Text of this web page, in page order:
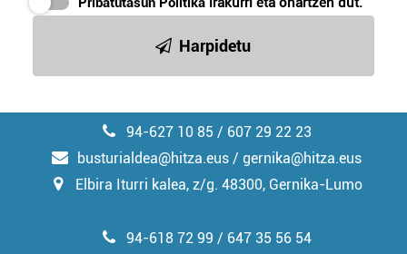
irakurri
Harpidetu
94-627 10 85 / 607 29 22 23
busturialdea@hitza.eus / gernika@hitza.eus
Elbira Iturri kalea, z/g. 48300, Gernika-Lumo
94-618 72 99 / 647 35 56 54